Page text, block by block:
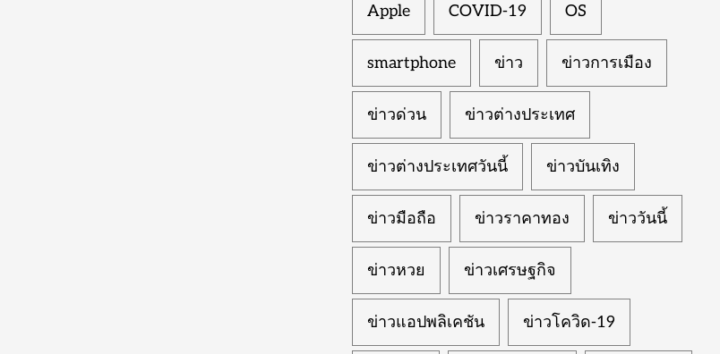
Apple COVID-19 OS
smartphone ข่าว ข่าวการเมือง
ข่าวด่วน ข่าวต่างประเทศ
ข่าวต่างประเทศวันนี้ ข่าวบันเทิง
ข่าวมือถือ ข่าวราคาทอง ข่าววันนี้
ข่าวหวย ข่าวเศรษฐกิจ
ข่าวแอปพลิเคชัน ข่าวโควิด-19